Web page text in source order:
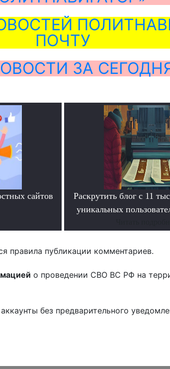
ПОЧТУ
ЗА
сайтов
Раскрутить блог с 11
уникальных
правила публикации комментариев.
о проведении СВО ВС РФ на
без предварительного